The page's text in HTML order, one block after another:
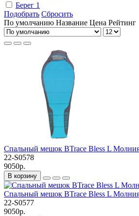
Берег 1
Подобрать Сбросить
По умолчанию Название Цена Рейтинг
Спальный мешок BTrace Bless L Молния
22-S0578
9050р.
В корзину
Спальный мешок BTrace Bless L
22-S0577
9050р.